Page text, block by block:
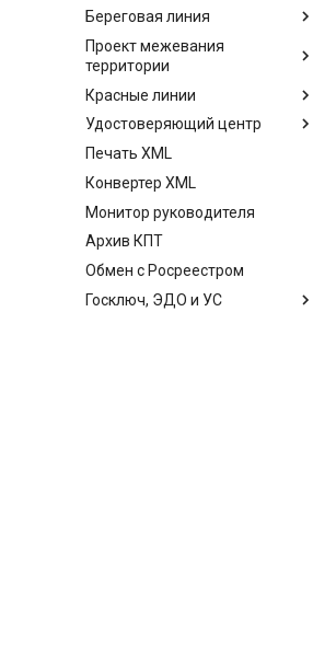
Береговая линия
Проект межевания
территории
Красные линии
Удостоверяющий центр
Печать XML
Конвертер XML
Монитор руководителя
Архив КПТ
Обмен с Росреестром
Госключ, ЭДО и УС